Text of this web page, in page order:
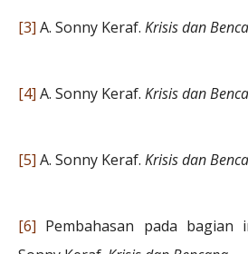
[3] A. Sonny Keraf. Krisis dan
[4] A. Sonny Keraf. Krisis dan
[5] A. Sonny Keraf. Krisis dan
[6] Pembahasan pada bagian